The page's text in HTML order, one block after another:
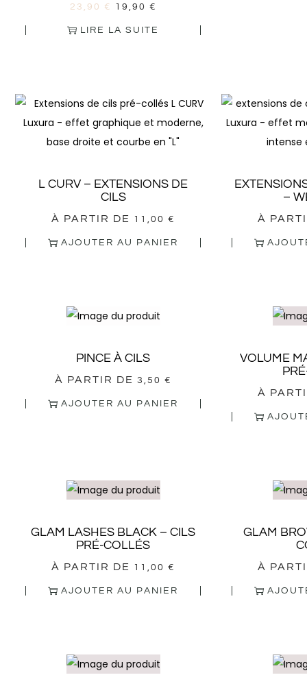
23,90 € 19,90 €
LIRE LA SUITE
L CURV – EXTENSIONS DE
CILS
À PARTIR DE 11,00 €
AJOUTER AU PANIER
–
À
PINCE À CILS
À PARTIR DE 3,50 €
AJOUTER AU PANIER
VOLUME
À
GLAM LASHES BLACK – CILS
PRÉ-COLLÉS
À PARTIR DE 11,00 €
AJOUTER AU PANIER
GLAM
À